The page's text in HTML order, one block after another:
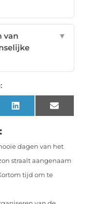
van
▼
LinkedIn Email
dagen van het
straalt aangenaam
tijd om te